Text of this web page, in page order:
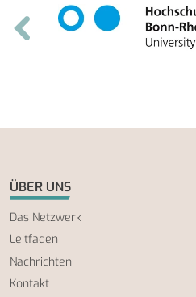
ÜBER UNS
Das Netzwerk
Leitfaden
Nachrichten
Kontakt